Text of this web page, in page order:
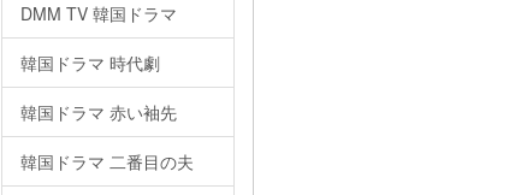
DMM TV 韓国ドラマ
韓国ドラマ 時代劇
韓国ドラマ 赤い袖先
韓国ドラマ 二番目の夫